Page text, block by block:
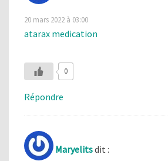
20 mars 2022 à 03:00
atarax medication
0
Répondre
Maryelitsdit :